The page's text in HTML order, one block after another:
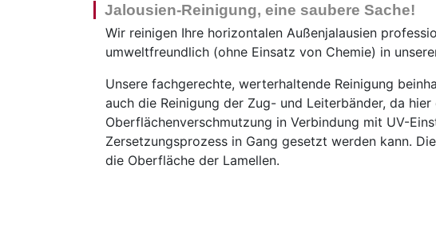
Jalousien-Reinigung, eine saubere Sache!
Wir reinigen Ihre horizontalen Außenjalausien
umweltfreundlich (ohne Einsatz von Chemie) in
Unsere fachgerechte, werterhaltende Reinigung
auch die Reinigung der Zug- und Leiterbänder, da hier
Oberflächenverschmutzung in Verbindung mit UV-
Zersetzungsprozess in Gang gesetzt werden kann.
die Oberfläche der Lamellen.